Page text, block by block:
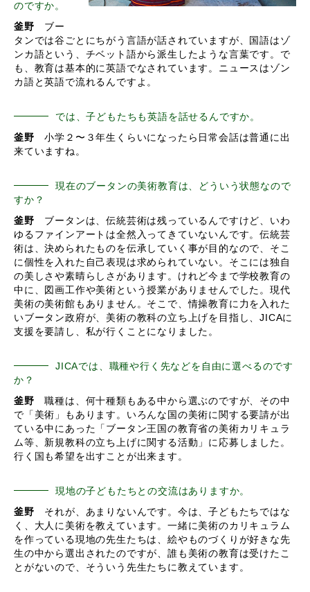
のですか。
釜野 ブー
タンでは谷ごとにちがう言語が話されていますが、国語はゾ
ンカ語という、チベット語から派生したような言葉です。で
も、教育は基本的に英語でなされています。ニュースはゾン
カ語と英語で流れるんですよ。
では、子どもたちも英語を話せるんですか。
釜野 小学２〜３年生くらいになったら日常会話は普通に出
来ていますね。
現在のブータンの美術教育は、どういう状態なので
すか？
釜野 ブータンは、伝統芸術は残っているんですけど、いわ
ゆるファインアートは全然入ってきていないんです。伝統芸
術は、決められたものを伝承していく事が目的なので、そこ
に個性を入れた自己表現は求められていない。そこには独自
の美しさや素晴らしさがあります。けれど今まで学校教育の
中に、図画工作や美術という授業がありませんでした。現代
美術の美術館もありません。そこで、情操教育に力を入れた
いブータン政府が、美術の教科の立ち上げを目指し、JICAに
支援を要請し、私が行くことになりました。
JICAでは、職種や行く先などを自由に選べるのです
か？
釜野 職種は、何十種類もある中から選ぶのですが、その中
で「美術」もあります。いろんな国の美術に関する要請が出
ている中にあった「ブータン王国の教育省の美術カリキュラ
ム等、新規教科の立ち上げに関する活動」に応募しました。
行く国も希望を出すことが出来ます。
現地の子どもたちとの交流はありますか。
釜野 それが、あまりないんです。今は、子どもたちではな
く、大人に美術を教えています。一緒に美術のカリキュラム
を作っている現地の先生たちは、絵やものづくりが好きな先
生の中から選出されたのですが、誰も美術の教育は受けたこ
とがないので、そういう先生たちに教えています。